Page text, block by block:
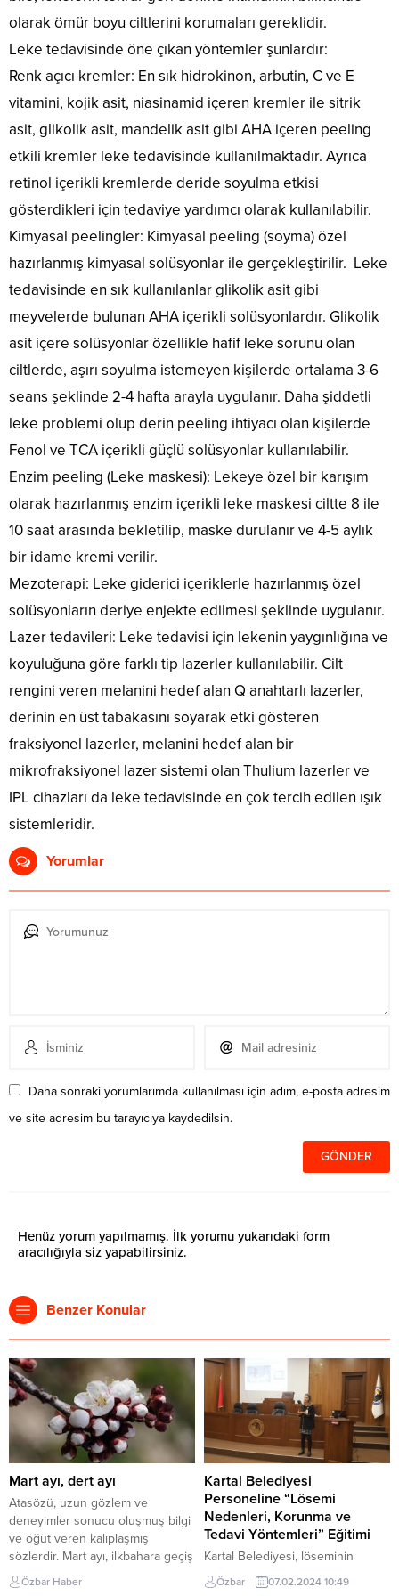
olarak ömür boyu ciltlerini korumaları gereklidir.
Leke tedavisinde öne çıkan yöntemler şunlardır:
Renk açıcı kremler: En sık hidrokinon, arbutin, C ve E
vitamini, kojik asit, niasinamid içeren kremler ile sitrik
asit, glikolik asit, mandelik asit gibi AHA içeren peeling
etkili kremler leke tedavisinde kullanılmaktadır. Ayrıca
retinol içerikli kremlerde deride soyulma etkisi
gösterdikleri için tedaviye yardımcı olarak kullanılabilir.
Kimyasal peelingler: Kimyasal peeling (soyma) özel
hazırlanmış kimyasal solüsyonlar ile gerçekleştirilir. Leke
tedavisinde en sık kullanılanlar glikolik asit gibi
meyvelerde bulunan AHA içerikli solüsyonlardır. Glikolik
asit içere solüsyonlar özellikle hafif leke sorunu olan
ciltlerde, aşırı soyulma istemeyen kişilerde ortalama 3-6
seans şeklinde 2-4 hafta arayla uygulanır. Daha şiddetli
leke problemi olup derin peeling ihtiyacı olan kişilerde
Fenol ve TCA içerikli güçlü solüsyonlar kullanılabilir.
Enzim peeling (Leke maskesi): Lekeye özel bir karışım
olarak hazırlanmış enzim içerikli leke maskesi ciltte 8 ile
10 saat arasında bekletilip, maske durulanır ve 4-5 aylık
bir idame kremi verilir.
Mezoterapi: Leke giderici içeriklerle hazırlanmış özel
solüsyonların deriye enjekte edilmesi şeklinde uygulanır.
Lazer tedavileri: Leke tedavisi için lekenin yaygınlığına ve
koyuluğuna göre farklı tip lazerler kullanılabilir. Cilt
rengini veren melanini hedef alan Q anahtarlı lazerler,
derinin en üst tabakasını soyarak etki gösteren
fraksiyonel lazerler, melanini hedef alan bir
mikrofraksiyonel lazer sistemi olan Thulium lazerler ve
IPL cihazları da leke tedavisinde en çok tercih edilen ışık
sistemleridir.
Yorumlar
Daha sonraki yorumlarımda kullanılması için adım, e-posta adresim
ve site adresim bu tarayıcıya kaydedilsin.
Henüz yorum yapılmamış. İlk yorumu yukarıdaki form
aracılığıyla siz yapabilirsiniz.
Benzer Konular
Mart ayı, dert ayı
Atasözü, uzun gözlem ve
deneyimler sonucu oluşmuş bilgi
ve öğüt veren kalıplaşmış
sözlerdir. Mart ayı, ilkbahara geçiş
olduğu için havalar bir sıcak olur
bir soğuk olur. İnsanlar ne
Özbar Haber
Kartal Belediyesi
Personeline “Lösemi
Nedenleri, Korunma ve
Tedavi Yöntemleri” Eğitimi
Kartal Belediyesi, löseminin
nedenleri, tedavisi ve korunma
yolları ile alakalı belediye
Özbar 07.02.2024 10:49